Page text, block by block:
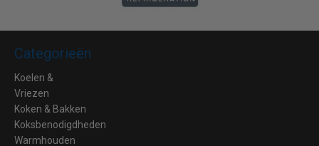
Categorieën
Koelen &
Vriezen
Koken & Bakken
Koksbenodigdheden
Warmhouden